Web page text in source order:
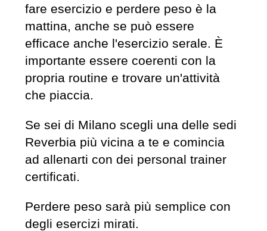
fare esercizio e perdere peso è la
mattina, anche se può essere
efficace anche l'esercizio serale. È
importante essere coerenti con la
propria routine e trovare un'attività
che piaccia.
Se sei di Milano scegli una delle sedi
Reverbia più vicina a te e comincia
ad allenarti con dei personal trainer
certificati.
Perdere peso sarà più semplice con
degli esercizi mirati.